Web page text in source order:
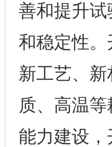
善和提升
和稳定性
新工艺、
质、高温
能力建设